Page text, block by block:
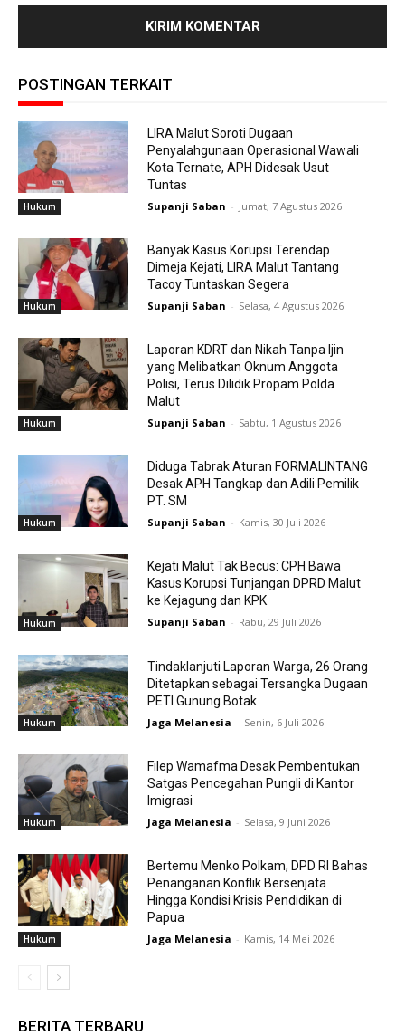
POSTINGAN TERKAIT
Hukum
LIRA Malut Soroti Dugaan
Penyalahgunaan Operasional Wawali
Kota Ternate, APH Didesak Usut
Tuntas
Supanji Saban - Jumat, 7 Agustus 2026
Hukum
Banyak Kasus Korupsi Terendap
Dimeja Kejati, LIRA Malut Tantang
Tacoy Tuntaskan Segera
Supanji Saban - Selasa, 4 Agustus 2026
Hukum
Laporan KDRT dan Nikah Tanpa Ijin
yang Melibatkan Oknum Anggota
Polisi, Terus Dilidik Propam Polda
Malut
Supanji Saban - Sabtu, 1 Agustus 2026
Hukum
Diduga Tabrak Aturan FORMALINTANG
Desak APH Tangkap dan Adili Pemilik
PT. SM
Supanji Saban - Kamis, 30 Juli 2026
Hukum
Kejati Malut Tak Becus: CPH Bawa
Kasus Korupsi Tunjangan DPRD Malut
ke Kejagung dan KPK
Supanji Saban - Rabu, 29 Juli 2026
Hukum
Tindaklanjuti Laporan Warga, 26 Orang
Ditetapkan sebagai Tersangka Dugaan
PETI Gunung Botak
Jaga Melanesia - Senin, 6 Juli 2026
Hukum
Filep Wamafma Desak Pembentukan
Satgas Pencegahan Pungli di Kantor
Imigrasi
Jaga Melanesia - Selasa, 9 Juni 2026
Hukum
Bertemu Menko Polkam, DPD RI Bahas
Penanganan Konflik Bersenjata
Hingga Kondisi Krisis Pendidikan di
Papua
Jaga Melanesia - Kamis, 14 Mei 2026
BERITA TERBARU